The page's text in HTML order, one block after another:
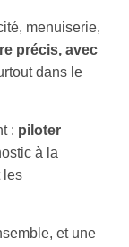
menuiserie,
précis, avec
dans le
: piloter
à la
les
et une